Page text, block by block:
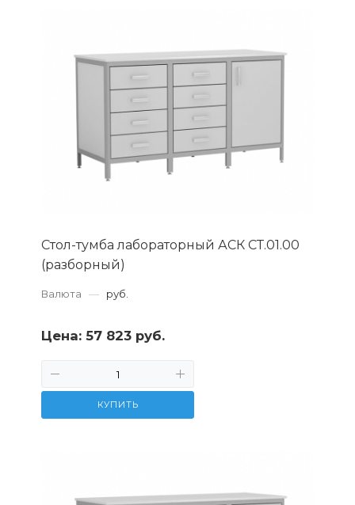
Стол-тумба лабораторный АСК СТ.01.00
(разборный)
Валюта — руб.
Цена: 57 823 руб.
КУПИТЬ